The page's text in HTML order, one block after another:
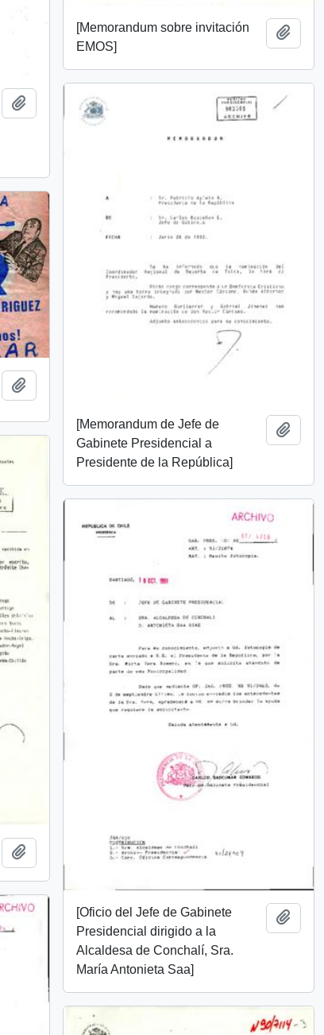
Add to clipboard
[Memorandum sobre invitación
EMOS]
Add
[Memorandum de Jefe de
Gabinete Presidencial a
Presidente de la República]
Add
Add to clipboard
Add to clipboard
[Oficio del Jefe de Gabinete
Presidencial dirigido a la
Alcaldesa de Conchalí, Sra.
María Antonieta Saa]
Add